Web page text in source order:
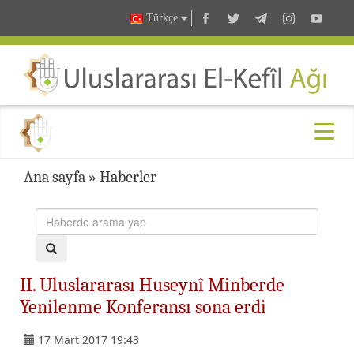
Türkçe
Ana sayfa » Haberler
II. Uluslararası Huseynî Minberde
Yenilenme Konferansı sona erdi
17 Mart 2017 19:43